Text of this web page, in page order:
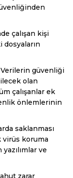
çalışan kişi
dosyaların
Verilerin güvenliği
olan
çalışanlar ek
önlemlerinin
saklanması
virüs koruma
ve
zarar